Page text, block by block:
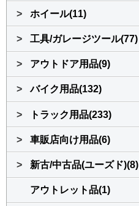
> ホイール(11)
> 工具/ガレージツール(77)
> アウトドア用品(9)
> バイク用品(132)
> トラック用品(233)
> 車販店向け用品(6)
> 新古/中古品(ユーズド)(8)
アウトレット品(1)